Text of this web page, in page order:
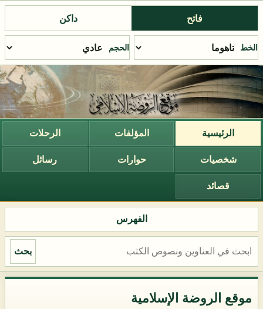
فاتح داكن
الخط الحجم
الرئيسية المؤلفات الرحلات
شخصيات حوارات رسائل
قصائد
الفهرس
بحث
موقع الروضة الإسلامية